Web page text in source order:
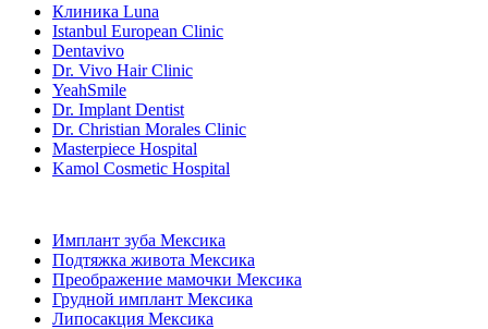
Клиника Luna
Istanbul European Clinic
Dentavivo
Dr. Vivo Hair Clinic
YeahSmile
Dr. Implant Dentist
Dr. Christian Morales Clinic
Masterpiece Hospital
Kamol Cosmetic Hospital
Имплант зуба Мексика
Подтяжка живота Мексика
Преображение мамочки Мексика
Грудной имплант Мексика
Липосакция Мексика